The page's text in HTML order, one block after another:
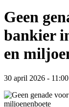
Geen
bankier
en
30 april 2026 - 11:00